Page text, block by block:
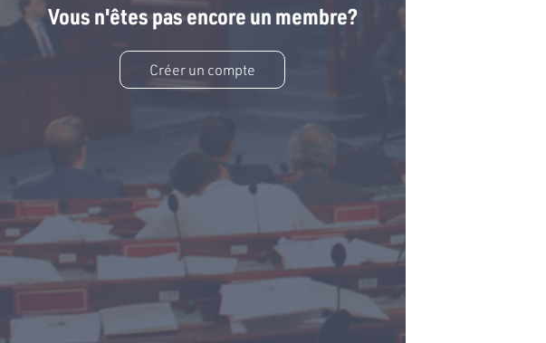
Vous n'êtes pas encore un membre?
Créer un compte